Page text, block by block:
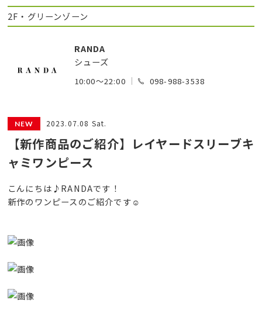
2F・グリーンゾーン
RANDA
シューズ
10:00～22:00 098-988-3538
2023.07.08 Sat.
【新作商品のご紹介】レイヤードスリーブキ
ャミワンピース
こんにちは♪RANDAです！
新作のワンピースのご紹介です☺︎